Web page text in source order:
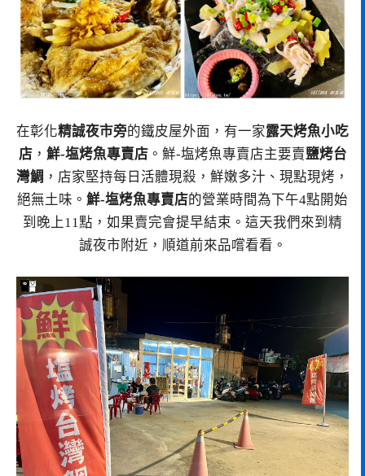
在彰化精誠夜市旁的鐵皮屋外面，有一家露天烤魚小吃
店， 鮮-塩烤魚專賣店。鮮-塩烤魚專賣店主要賣鹽烤台
灣鯛 ，店家堅持每日活體現殺，鮮嫩多汁、現點現烤，
絕無土味。 鮮-塩烤魚專賣店的營業時間為下午4點開始
到晚上11點，如果賣完會提早結束。這天我們來到精
誠夜市附近，順道前來品嚐看看。